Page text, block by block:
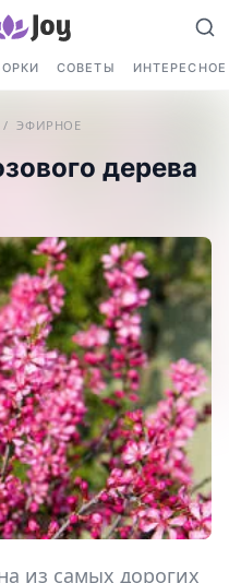
СОВЕТЫ ИНТЕРЕСНОЕ
/ ЭФИРНОЕ
дерева
из самых дорогих